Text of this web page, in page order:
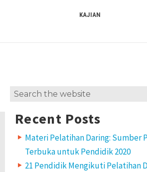
KAJIAN
Search
Recent Posts
Materi Pelatihan Daring: Sumber
Terbuka untuk Pendidik 2020
21 Pendidik Mengikuti Pelatihan